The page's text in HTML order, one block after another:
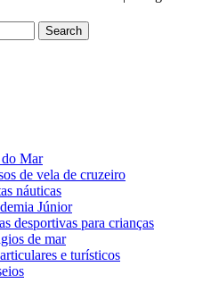
Search
Mar
de vela de cruzeiro
náuticas
Júnior
desportivas para crianças
de mar
e turísticos